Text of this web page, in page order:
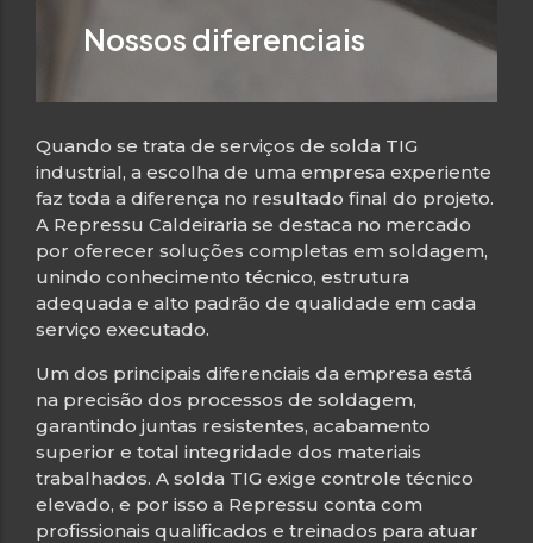
Nossos diferenciais
Quando se trata de serviços de solda TIG
industrial, a escolha de uma empresa experiente
faz toda a diferença no resultado final do projeto.
A Repressu Caldeiraria se destaca no mercado
por oferecer soluções completas em soldagem,
unindo conhecimento técnico, estrutura
adequada e alto padrão de qualidade em cada
serviço executado.
Um dos principais diferenciais da empresa está
na precisão dos processos de soldagem,
garantindo juntas resistentes, acabamento
superior e total integridade dos materiais
trabalhados. A solda TIG exige controle técnico
elevado, e por isso a Repressu conta com
profissionais qualificados e treinados para atuar